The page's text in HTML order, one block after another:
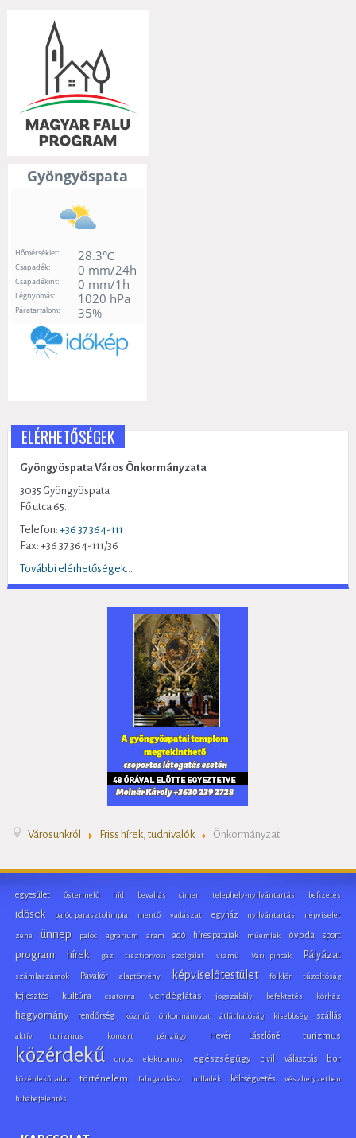
ELÉRHETŐSÉGEK
Gyöngyöspata Város Önkormányzata
3035 Gyöngyöspata
Fő utca 65.
Telefon: +36 37 364-111
Fax: +36 37 364-111/36
További elérhetőségek...
Városunkról Friss hírek, tudnivalók Önkormányzat
egyesület őstermelő híd bevallás címer telephely-nyilvántartás befizetés
idősek palóc parasztolimpia mentő vadászat egyház nyilvántartás népviselet
zene ünnep palóc agrárium áram adó híres pataiak műemlék óvoda sport
program hírek gáz tisztiorvosi szolgálat vízmű Vári pincék Pályázat
számlaszámok Pávakör alaptörvény képviselőtestület folklór tűzoltóság
fejlesztés kultúra csatorna vendéglátás jogszabály befektetés kórház
hagyomány rendőrség közmű önkormányzat átláthatóság kisebbség szállás
aktív turizmus koncert pénzügy Hevér Lászlóné turizmus
közérdekű orvos elektromos egészségügy civil választás bor
közérdekű adat történelem falugazdász hulladék költségvetés vészhelyzetben
hibabejelentés